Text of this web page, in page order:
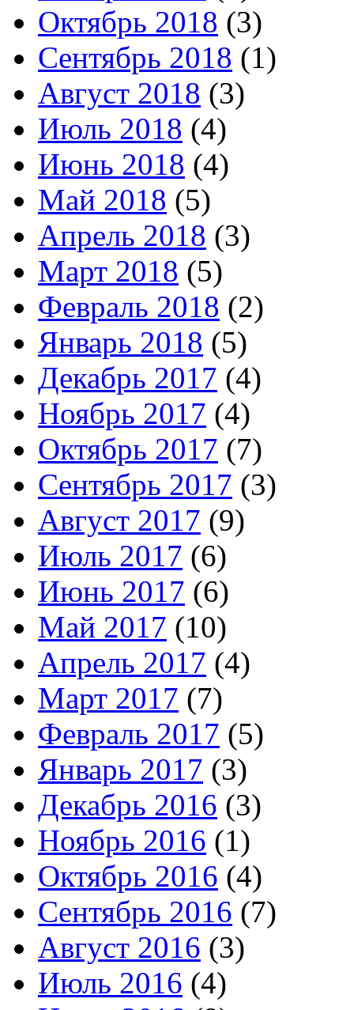
Октябрь 2018 (3)
Сентябрь 2018 (1)
Август 2018 (3)
Июль 2018 (4)
Июнь 2018 (4)
Май 2018 (5)
Апрель 2018 (3)
Март 2018 (5)
Февраль 2018 (2)
Январь 2018 (5)
Декабрь 2017 (4)
Ноябрь 2017 (4)
Октябрь 2017 (7)
Сентябрь 2017 (3)
Август 2017 (9)
Июль 2017 (6)
Июнь 2017 (6)
Май 2017 (10)
Апрель 2017 (4)
Март 2017 (7)
Февраль 2017 (5)
Январь 2017 (3)
Декабрь 2016 (3)
Ноябрь 2016 (1)
Октябрь 2016 (4)
Сентябрь 2016 (7)
Август 2016 (3)
Июль 2016 (4)